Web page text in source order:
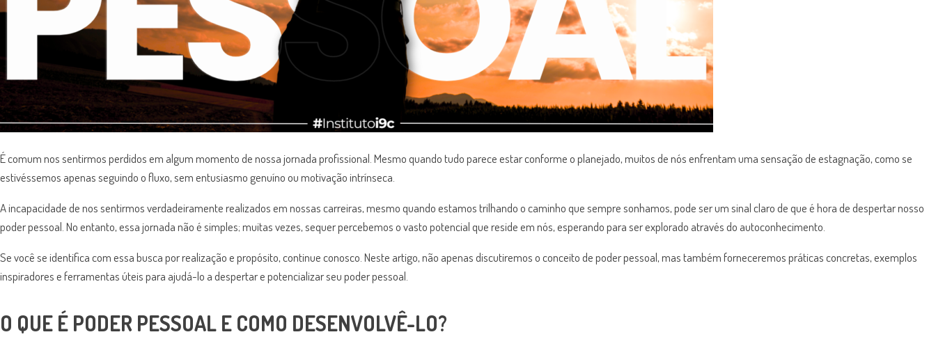
É comum nos sentirmos perdidos em algum momento de nossa jornada profissional. Mesmo quando tudo parece estar conforme o planejado, muitos de nós enfrentam uma sensação de estagnação, como se
estivéssemos apenas seguindo o fluxo, sem entusiasmo genuíno ou motivação intrínseca.
A incapacidade de nos sentirmos verdadeiramente realizados em nossas carreiras, mesmo quando estamos trilhando o caminho que sempre sonhamos, pode ser um sinal claro de que é hora de despertar nosso
poder pessoal. No entanto, essa jornada não é simples; muitas vezes, sequer percebemos o vasto potencial que reside em nós, esperando para ser explorado através do autoconhecimento.
Se você se identifica com essa busca por realização e propósito, continue conosco. Neste artigo, não apenas discutiremos o conceito de poder pessoal, mas também forneceremos práticas concretas, exemplos
inspiradores e ferramentas úteis para ajudá-lo a despertar e potencializar seu poder pessoal.
O QUE É PODER PESSOAL E COMO DESENVOLVÊ-LO?